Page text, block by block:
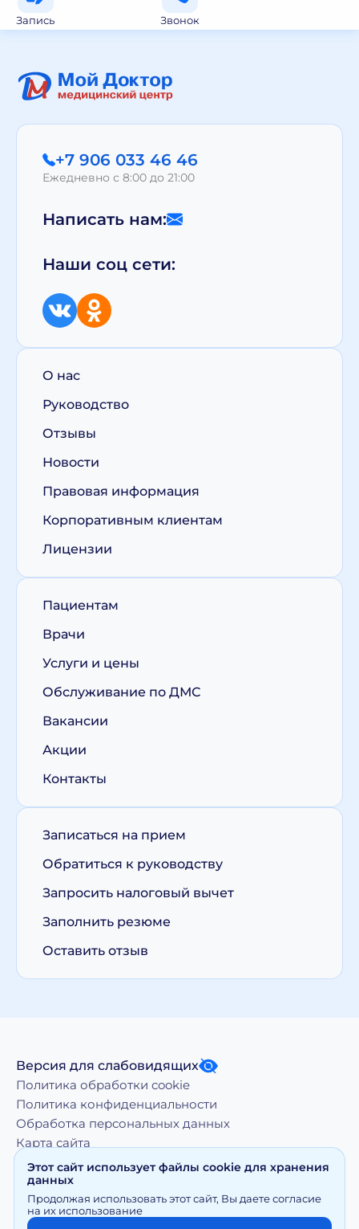
Запись Звонок
+7 906 033 46 46
Ежедневно с 8:00 до 21:00
Написать нам:
Наши соц сети:
О нас
Руководство
Отзывы
Новости
Правовая информация
Корпоративным клиентам
Лицензии
Пациентам
Врачи
Услуги и цены
Обслуживание по ДМС
Вакансии
Акции
Контакты
Записаться на прием
Обратиться к руководству
Запросить налоговый вычет
Заполнить резюме
Оставить отзыв
Версия для слабовидящих
Политика обработки cookie
Политика конфиденциальности
Обработка персональных данных
Карта сайта
использование материалов, размещенных на moy-
doktor.org возможно только с письменного разрешения
Этот сайт использует файлы cookie для хранения
данных
Продолжая использовать этот сайт, Вы даете согласие
на их использование